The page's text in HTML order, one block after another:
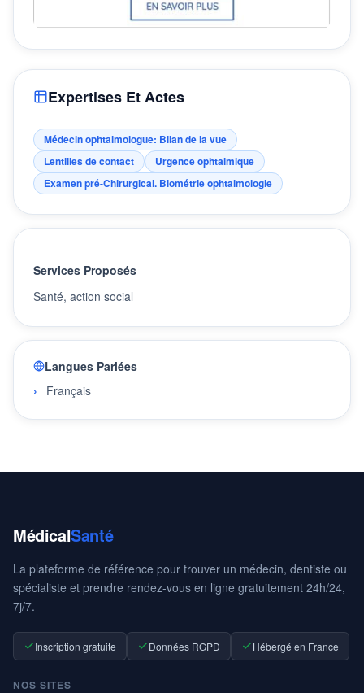
Expertises Et Actes
Médecin ophtalmologue: Bilan de la vue
Lentilles de contact
Urgence ophtalmique
Examen pré-Chirurgical. Biométrie ophtalmologie
Services Proposés
Santé, action social
Langues Parlées
Français
MédicalSanté
La plateforme de référence pour trouver un médecin, dentiste ou
spécialiste et prendre rendez-vous en ligne gratuitement 24h/24,
7j/7.
Inscription gratuite Données RGPD Hébergé en France
NOS SITES